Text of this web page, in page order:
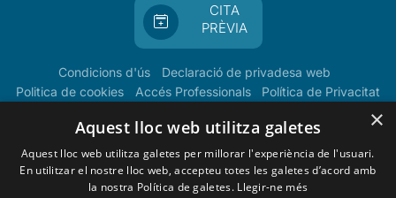
CITA
PRÈVIA
Condicions d'ús
Declaració de privadesa web
Politica de cookies
Accés Professionals Política de Privacitat
×
Aquest lloc web utilitza galetes
Aquest lloc web utilitza galetes per millorar l'experiència de l'usuari.
En utilitzar el nostre lloc web, accepteu totes les galetes d’acord amb
la nostra Política de galetes. Llegir-ne més